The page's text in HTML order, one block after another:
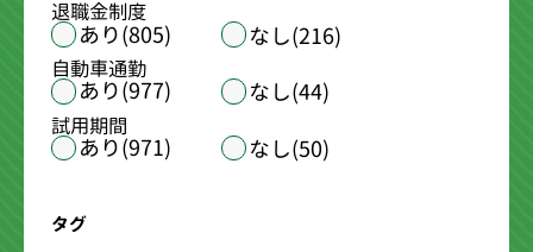
退職金制度
あり(805) なし(216)
自動車通勤
あり(977) なし(44)
試用期間
あり(971) なし(50)
タグ